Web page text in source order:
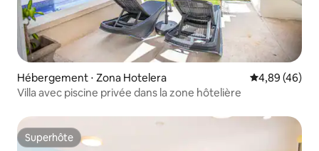
Hébergement ⋅ Zona Hotelera Évaluation
4,89 (46)
Villa avec piscine privée dans la zone hôtelière
Superhôte
Superhôte